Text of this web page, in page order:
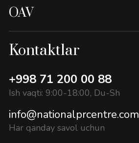
OAV
Kontaktlar
+998 71 200 00 88
Ish vaqti: 9:00-18:00, Du-Sh
info@nationalprcentre.com
Har qanday savol uchun